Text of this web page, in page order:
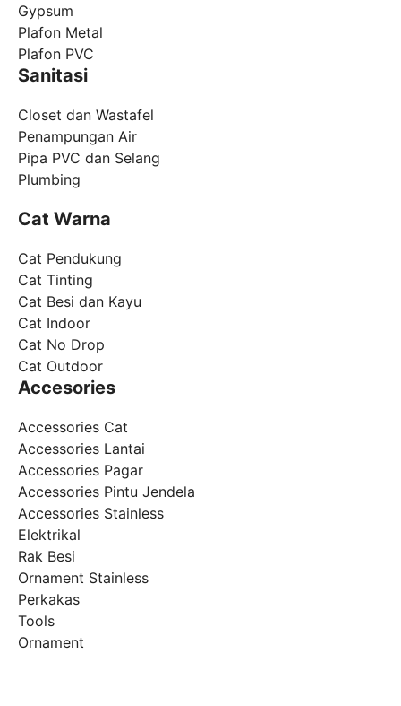
Gypsum
Plafon Metal
Plafon PVC
Sanitasi
Closet dan Wastafel
Penampungan Air
Pipa PVC dan Selang
Plumbing
Cat Warna
Cat Pendukung
Cat Tinting
Cat Besi dan Kayu
Cat Indoor
Cat No Drop
Cat Outdoor
Accesories
Accessories Cat
Accessories Lantai
Accessories Pagar
Accessories Pintu Jendela
Accessories Stainless
Elektrikal
Rak Besi
Ornament Stainless
Perkakas
Tools
Ornament